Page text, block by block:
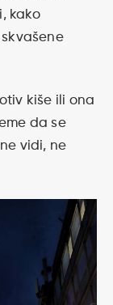
kako
kiše ili ona
da se
vidi, ne